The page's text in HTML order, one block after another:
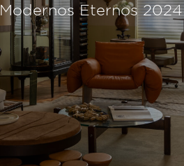
Modernos Eternos 2024